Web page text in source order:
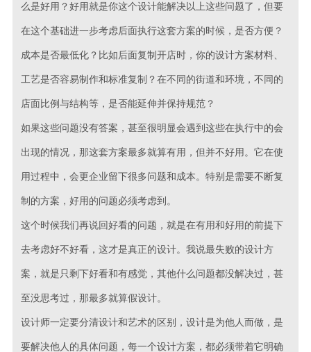
么是好用？好用就是你这个设计能解决以上这些问题了，但要
在这个基础进一步考虑后面执行这套方案的时候，是否方便？
成本是否最低化？比如后面复制开店时，你的设计方案材料、
工艺是否容易制作和标准复制？在不同的街道和环境，不同的
店面比例与结构等，是否能延伸并保持规范？
如果这些问题没有答案，甚至很明显会遇到这些在执行中的会
出现的情况，那这套方案最多就算有用，但并不好用。它在使
用过程中，会更企业留下很多问题和成本。特别是需要不断复
制的方案，好用的问题必须考虑到。
这个时候我们再说回好看的问题，就是在有用和好用的前提下
去考虑好不好看，这才是真正的设计。我说最失败的设计方
案，就是只剩下好看和有感觉，其他什么问题都没解决过，甚
至没思考过，那最多就算假设计。
设计师一定要分清设计和艺术的区别，设计是为他人而做，是
要解决他人的具体问题，每一个设计方案，都必须带着它明确